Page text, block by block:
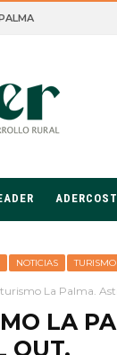
NOTICIAS TURISMO
La Palma.
LA
OUT.